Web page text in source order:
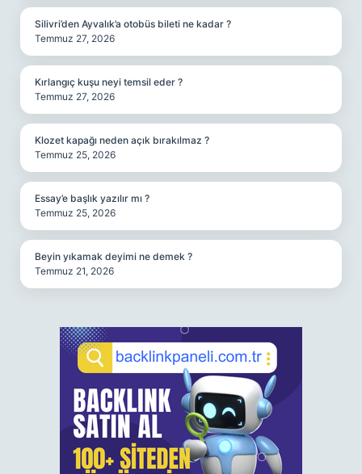
Silivri’den Ayvalık’a otobüs bileti ne kadar ?
Temmuz 27, 2026
Kırlangıç kuşu neyi temsil eder ?
Temmuz 27, 2026
Klozet kapağı neden açık bırakılmaz ?
Temmuz 25, 2026
Essay’e başlık yazılır mı ?
Temmuz 25, 2026
Beyin yıkamak deyimi ne demek ?
Temmuz 21, 2026